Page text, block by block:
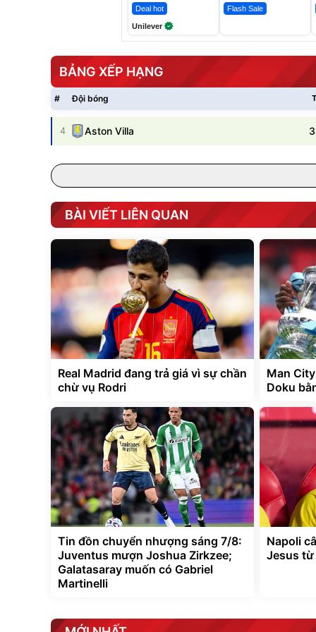
Deal hot
Unilever
Flash Sale
BẢNG XẾP HẠNG
# Đội bóng
4 Aston Villa
BÀI VIẾT LIÊN QUAN
Real Madrid đang trả giá vì sự chần
chừ vụ Rodri
Man
Doku
Tin đồn chuyển nhượng sáng 7/8:
Juventus mượn Joshua Zirkzee;
Galatasaray muốn có Gabriel
Martinelli
Napoli
Jesus